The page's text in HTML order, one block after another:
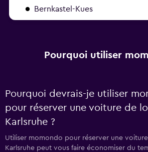
Bernkastel-Kues
Pourquoi utiliser
Pourquoi devrais-je utiliser
pour réserver une voiture de
Karlsruhe ?
Utiliser momondo pour réserver une
Karlsruhe peut vous faire économiser du